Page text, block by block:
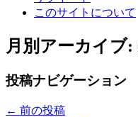
このサイトについて
月別アーカイブ:
投稿ナビゲーション
← 前の投稿